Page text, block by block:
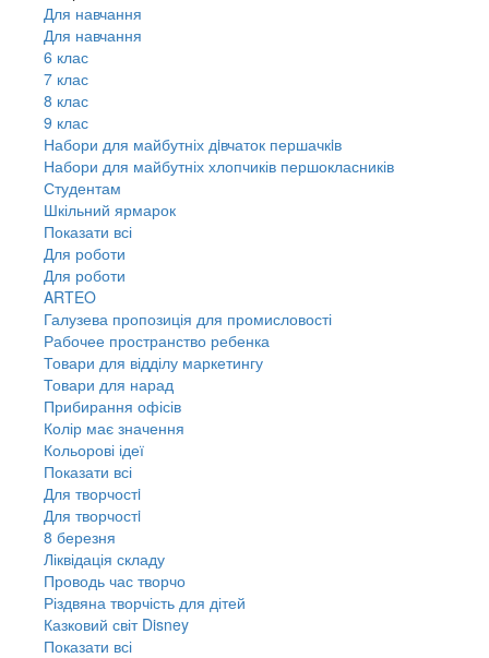
Для навчання
Для навчання
6 клас
7 клас
8 клас
9 клас
Набори для майбутніх дiвчаток першачкiв
Набори для майбутніх хлопчиків першокласників
Студентам
Шкільний ярмарок
Показати всі
Для роботи
Для роботи
ARTEO
Галузева пропозиція для промисловості
Рабочее пространство ребенка
Товари для відділу маркетингу
Товари для нарад
Прибирання офісів
Колір має значення
Кольорові ідеї
Показати всі
Для творчостi
Для творчостi
8 березня
Ліквідація складу
Проводь час творчо
Різдвяна творчість для дітей
Казковий світ Disney
Показати всі